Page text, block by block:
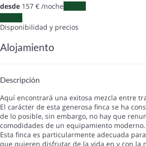
desde 157 € /noche
Disponibilidad y precios
Alojamiento
Descripción
Aquí encontrará una exitosa mezcla entre
El carácter de esta generosa finca se ha
de lo posible, sin embargo, no hay que
comodidades de un equipamiento moderno.
Esta finca es particularmente adecuada
que quieren disfrutar de la vida en y con la